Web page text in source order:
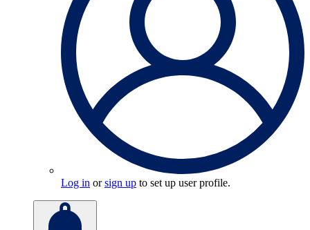
Log in orsign up to set up user profile.